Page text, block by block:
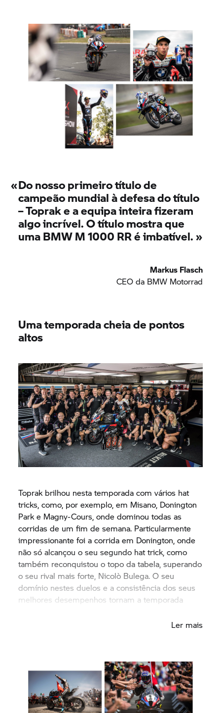
«Do nosso primeiro título de
campeão mundial à defesa do título
– Toprak e a equipa inteira fizeram
algo incrível. O título mostra que
umaBMW M1000 RR é imbatível.»
Markus Flasch
CEO da BMW Motorrad
Uma temporada cheia de pontos
altos
Toprak brilhou nesta temporada com vários hat
tricks, como, por exemplo, em Misano, Donington
Park e Magny-Cours, onde dominou todas as
corridas de um fim de semana. Particularmente
impressionante foi a corrida em Donington, onde
não só alcançou o seu segundo hat trick, como
também reconquistou o topo da tabela, superando
o seu rival mais forte, Nicolò Bulega. O seu
domínio nestes duelos e a consistência dos seus
melhores desempenhos tornam a temporada
Ler mais